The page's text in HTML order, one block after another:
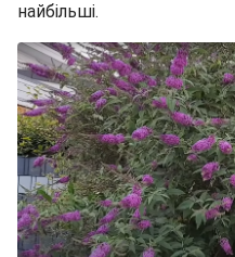
найбільші.